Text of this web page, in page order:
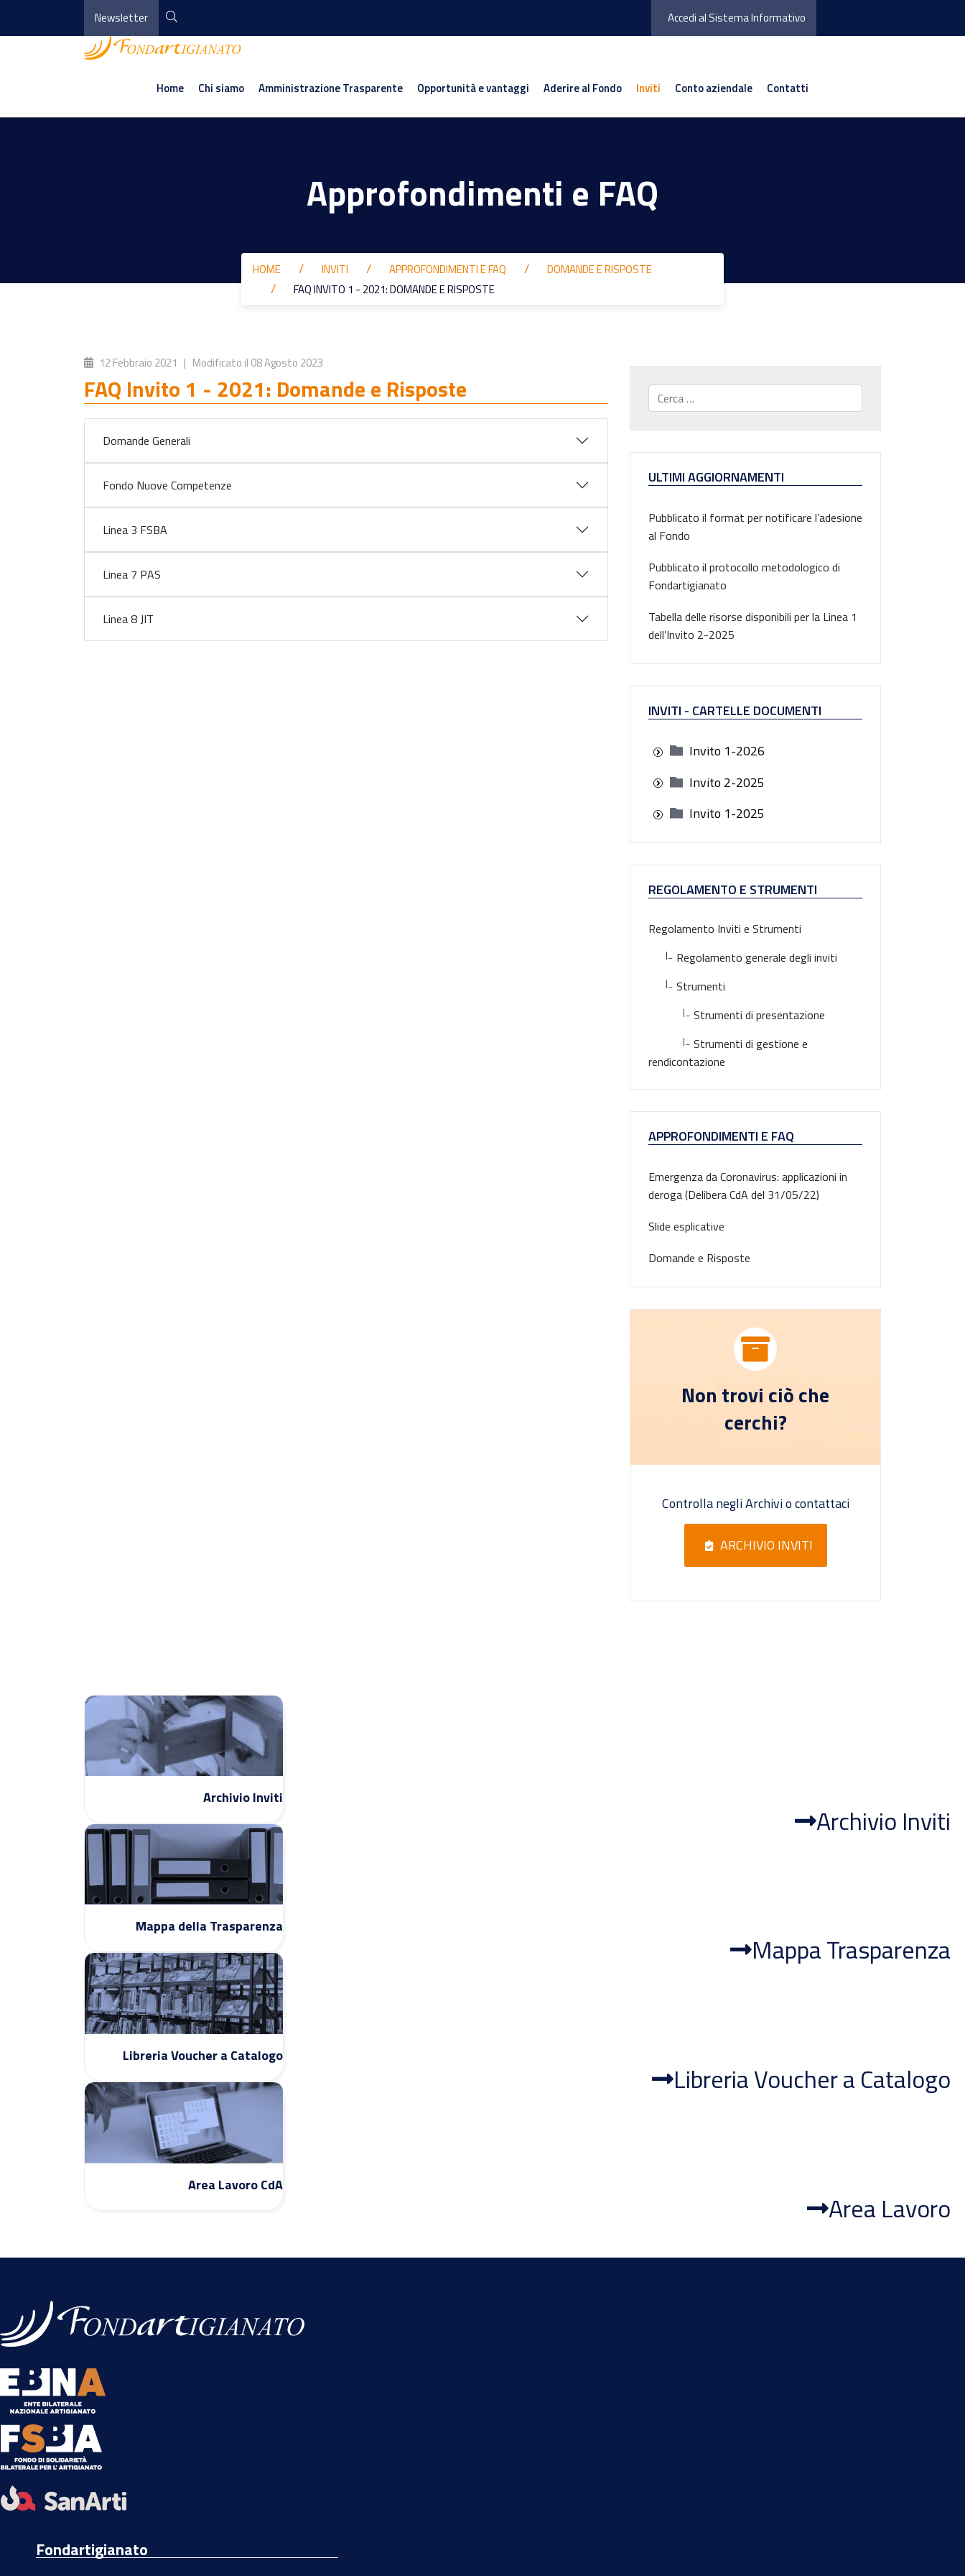
Newsletter Accedi al Sistema Informativo
Home Chi siamo Amministrazione Trasparente Opportunità e vantaggi Aderire al Fondo Inviti Conto aziendale Contatti
Approfondimenti e FAQ
HOME INVITI APPROFONDIMENTI E FAQ
DOMANDE E RISPOSTE
FAQ INVITO 1 - 2021: DOMANDE E RISPOSTE
12 Febbraio 2021 | Modificato il 08 Agosto 2023
FAQ Invito 1 - 2021: Domande e Risposte
Domande Generali
Fondo Nuove Competenze
Linea 3 FSBA
Linea 7 PAS
Linea 8 JIT
Cerca...
ULTIMI AGGIORNAMENTI
Pubblicato il format per notificare l’adesione
al Fondo
Pubblicato il protocollo metodologico di
Fondartigianato
Tabella delle risorse disponibili per la Linea 1
dell’Invito 2-2025
INVITI - CARTELLE DOCUMENTI
Invito 1-2026
Invito 2-2025
Invito 1-2025
REGOLAMENTO E STRUMENTI
Regolamento Inviti e Strumenti
|_ Regolamento generale degli inviti
|_ Strumenti
|_ Strumenti di presentazione
|_
Strumenti di gestione e
rendicontazione
APPROFONDIMENTI E FAQ
Emergenza da Coronavirus: applicazioni in
deroga (Delibera CdA del 31/05/22)
Slide esplicative
Domande e Risposte
Non trovi ciò che
cerchi?
Controlla negli Archivi o contattaci
ARCHIVIO INVITI
Archivio Inviti
Archivio Inviti
Mappa della Trasparenza
Mappa Trasparenza
Libreria Voucher a Catalogo
Libreria Voucher a Catalogo
Area Lavoro CdA
Area Lavoro
Fondartigianato